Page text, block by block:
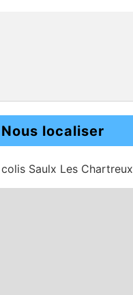
Nous localiser
Saulx Les Chartreux